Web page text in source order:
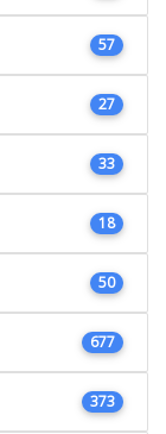
57
27
33
18
50
677
373